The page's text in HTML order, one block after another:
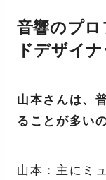
音響のプ
ドデザイ
山本さんは、
ることが多い
山本：主にミ